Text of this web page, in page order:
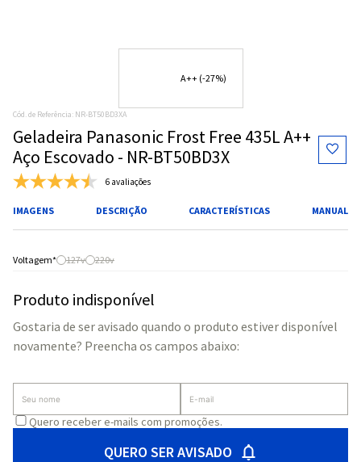
Cód. de Referência: NR-BT50BD3XA
Geladeira Panasonic Frost Free 435L A++
Aço Escovado - NR-BT50BD3X
6 avaliações
IMAGENS DESCRIÇÃO CARACTERÍSTICAS MANUAL
127v 220v
Produto indisponível
Gostaria de ser avisado quando o produto estiver disponível
novamente? Preencha os campos abaixo:
Quero receber e-mails com promoções.
QUERO SER AVISADO